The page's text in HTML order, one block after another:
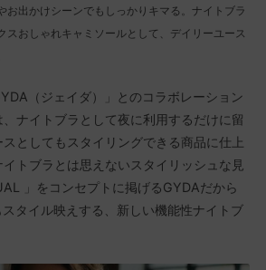
お出かけシーンでもしっかりキマる。ナイトブラ
スおしゃれキャミソールとして、デイリーユース
（ジェイダ）」とのコラボレーション
ナイトブラとして夜に利用するだけに留
としてもスタイリングできる商品に仕上
トブラとは思えないスタイリッシュな見
」をコンセプトに掲げるGYDAだから
タイル映えする、新しい機能性ナイトブ